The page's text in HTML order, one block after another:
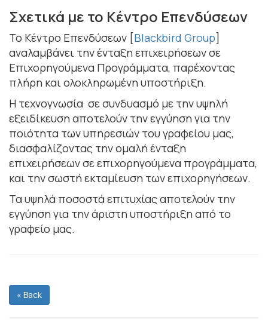
Σχετικά με το Κέντρο Επενδύσεων
Το Κέντρο Επενδύσεων [Blackbird Group]
αναλαμβάνει την ένταξη επιχειρήσεων σε
Επιχορηγούμενα Προγράμματα, παρέχοντας
πλήρη και ολοκληρωμένη υποστήριξη.
Η τεχνογνωσία σε συνδυασμό με την υψηλή
εξειδίκευση αποτελούν την εγγύηση για την
ποιότητα των υπηρεσιών του γραφείου μας,
διασφαλίζοντας την ομαλή ένταξη
επιχειρήσεων σε επιχορηγούμενα προγράμματα,
και την σωστή εκταμίευση των επιχορηγήσεων.
Τα υψηλά ποσοστά επιτυχίας αποτελούν την
εγγύηση για την άριστη υποστήριξη από το
γραφείο μας.
« Back